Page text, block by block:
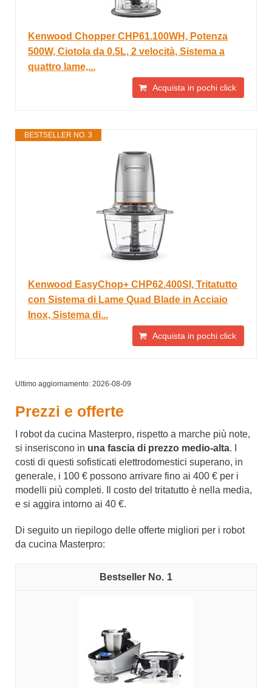
Kenwood Chopper CHP61.100WH, Potenza
500W, Ciotola da 0.5L, 2 velocità, Sistema a
quattro lame,...
Acquista in pochi click
BESTSELLER NO. 3
Kenwood EasyChop+ CHP62.400SI, Tritatutto
con Sistema di Lame Quad Blade in Acciaio
Inox, Sistema di...
Acquista in pochi click
Ultimo aggiornamento: 2026-08-09
Prezzi e offerte
I robot da cucina Masterpro, rispetto a marche più note,
si inseriscono in una fascia di prezzo medio-alta. I
costi di questi sofisticati elettrodomestici superano, in
generale, i 100 € possono arrivare fino ai 400 € per i
modelli più completi. Il costo del tritatutto è nella media,
e si aggira intorno ai 40 €.
Di seguito un riepilogo delle offerte migliori per i robot
da cucina Masterpro:
1